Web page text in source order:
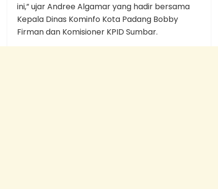
ini,” ujar Andree Algamar yang hadir bersama
Kepala Dinas Kominfo Kota Padang Bobby
Firman dan Komisioner KPID Sumbar.